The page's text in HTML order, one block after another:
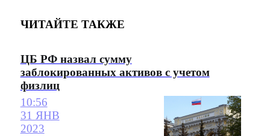
ЧИТАЙТЕ ТАКЖЕ
ЦБ РФ назвал сумму
заблокированных активов с учетом
физлиц
10:56
31 ЯНВ
2023